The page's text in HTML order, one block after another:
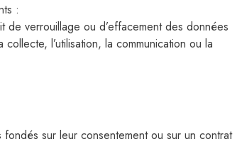
:
verrouillage ou d’effacement des données
l’utilisation, la communication ou la
sur leur consentement ou sur un contrat